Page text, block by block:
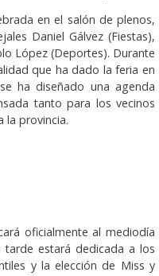
en el salón de plenos,
Daniel Gálvez (Fiestas),
López (Deportes). Durante
que ha dado la feria en
ha diseñado una agenda
tanto para los vecinos
la provincia.
oficialmente al mediodía
estará dedicada a los
y la elección de Miss y